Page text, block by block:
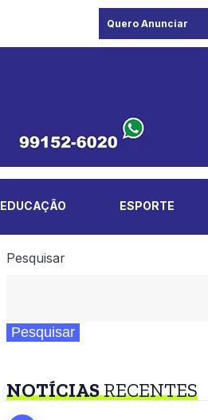
Quero Anunciar
EDUCAÇÃO ESPORTE
Pesquisar
Pesquisar
NOTÍCIASRECENTES